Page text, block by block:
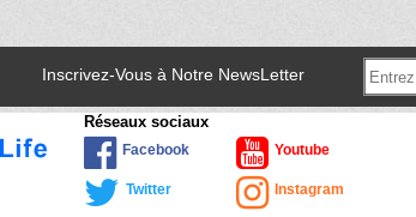
Inscrivez-Vous à Notre NewsLetter
Réseaux sociaux
Facebook Youtube
Twitter Instagram